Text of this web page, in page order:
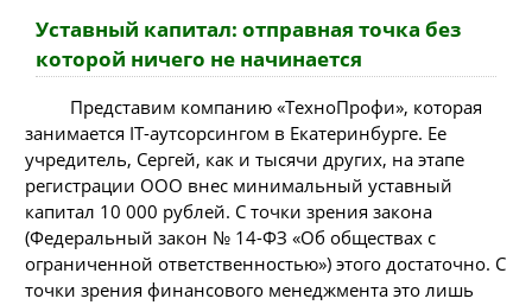
Уставный капитал: отправная точка без
которой ничего не начинается
Представим компанию «ТехноПрофи», которая
занимается IT-аутсорсингом в Екатеринбурге. Ее
учредитель, Сергей, как и тысячи других, на этапе
регистрации ООО внес минимальный уставный
капитал 10 000 рублей. С точки зрения закона
(Федеральный закон № 14-ФЗ «Об обществах с
ограниченной ответственностью») этого достаточно. С
точки зрения финансового менеджмента это лишь